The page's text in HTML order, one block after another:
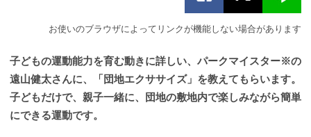
お使いのブラウザによってリンクが機能しない場合があります
子どもの運動能力を育む動きに詳しい、パークマイスター※の
遠山健太さんに、「団地エクササイズ」を教えてもらいます。
子どもだけで、親子一緒に、団地の敷地内で楽しみながら簡単
にできる運動です。